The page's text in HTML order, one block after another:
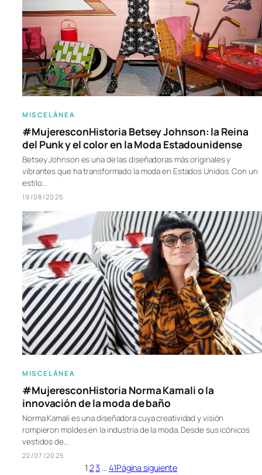
MISCELÁNEA
#MujeresconHistoria Betsey Johnson: la Reina
del Punk y el color en la Moda Estadounidense
Betsey Johnson es una de las diseñadoras más originales y
vibrantes que ha transformado la moda en Estados Unidos. Con un
estilo…
19/08/2025
MISCELÁNEA
#MujeresconHistoria Norma Kamali o la
innovación de la moda de baño
Norma Kamali es una diseñadora cuya creatividad y visión
rompieron moldes en la industria de la moda. Desde sus icónicos
vestidos de…
22/07/2025
1 23 … 41Página siguiente